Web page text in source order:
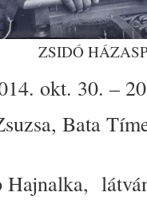
ZSIDÓ
okt. 30. –
Bata
Hajnalka,